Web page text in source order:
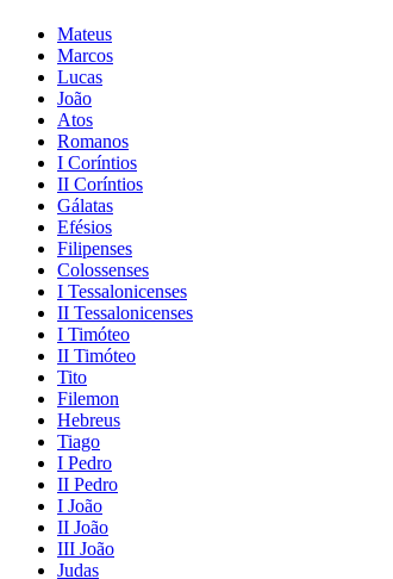
Mateus
Marcos
Lucas
João
Atos
Romanos
I Coríntios
II Coríntios
Gálatas
Efésios
Filipenses
Colossenses
I Tessalonicenses
II Tessalonicenses
I Timóteo
II Timóteo
Tito
Filemon
Hebreus
Tiago
I Pedro
II Pedro
I João
II João
III João
Judas